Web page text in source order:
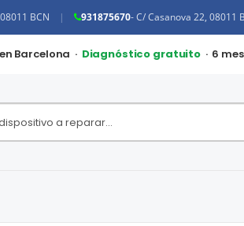
BCN | 931875670- C/ Casanova 22, 08011
Barcelona · Diagnóstico gratuito · 6